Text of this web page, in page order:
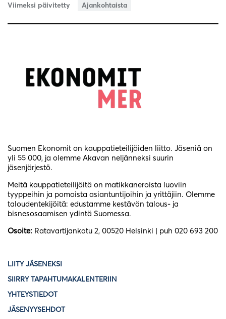
Viimeksi päivitetty Ajankohtaista
Suomen Ekonomit on kauppatieteilijöiden liitto. Jäseniä on
yli 55 000, ja olemme Akavan neljänneksi suurin
jäsenjärjestö.
Meitä kauppatieteilijöitä on matikkaneroista luoviin
tyyppeihin ja pomoista asiantuntijoihin ja yrittäjiin. Olemme
taloudentekijöitä: edustamme kestävän talous- ja
bisnesosaamisen ydintä Suomessa.
Osoite: Ratavartijankatu 2, 00520 Helsinki | puh 020 693 200
LIITY JÄSENEKSI
SIIRRY TAPAHTUMAKALENTERIIN
YHTEYSTIEDOT
JÄSENYYSEHDOT